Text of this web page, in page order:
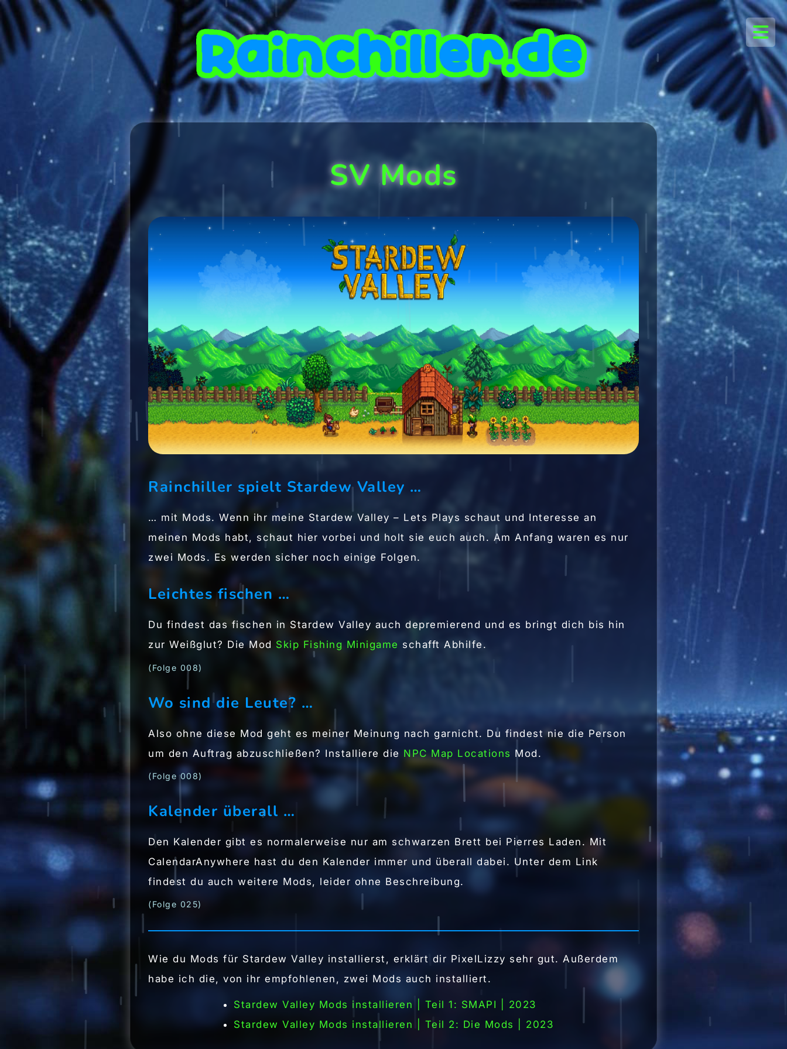
SV Mods
Rainchiller spielt Stardew Valley …
… mit Mods. Wenn ihr meine Stardew Valley – Lets Plays schaut und Interesse an
meinen Mods habt, schaut hier vorbei und holt sie euch auch. Am Anfang waren es nur
zwei Mods. Es werden sicher noch einige Folgen.
Leichtes fischen …
Du findest das fischen in Stardew Valley auch depremierend und es bringt dich bis hin
zur Weißglut? Die Mod Skip Fishing Minigame schafft Abhilfe.
(Folge 008)
Wo sind die Leute? …
Also ohne diese Mod geht es meiner Meinung nach garnicht. Du findest nie die Person
um den Auftrag abzuschließen? Installiere die NPC Map Locations Mod.
(Folge 008)
Kalender überall …
Den Kalender gibt es normalerweise nur am schwarzen Brett bei Pierres Laden. Mit
CalendarAnywhere hast du den Kalender immer und überall dabei. Unter dem Link
findest du auch weitere Mods, leider ohne Beschreibung.
(Folge 025)
Wie du Mods für Stardew Valley installierst, erklärt dir PixelLizzy sehr gut. Außerdem
habe ich die, von ihr empfohlenen, zwei Mods auch installiert.
Stardew Valley Mods installieren | Teil 1: SMAPI | 2023
Stardew Valley Mods installieren | Teil 2: Die Mods | 2023